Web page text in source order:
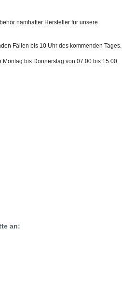
namhafter Hersteller für unsere
Fällen bis 10 Uhr des kommenden Tages.
bis Donnerstag von 07:00 bis 15:00
an: